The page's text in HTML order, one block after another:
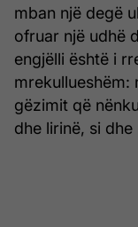
mban një degë
ofruar një udhë
engjëlli është i
mrekullueshëm:
gëzimit që
dhe lirinë, si